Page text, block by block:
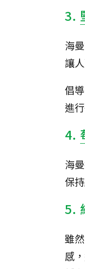
3.
海
讓
倡
進
4.
海
保
5.
雖
感